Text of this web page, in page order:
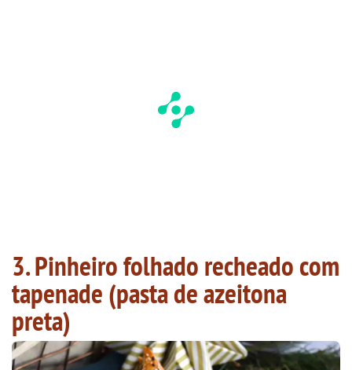
3. Pinheiro folhado recheado com
tapenade (pasta de azeitona
preta)